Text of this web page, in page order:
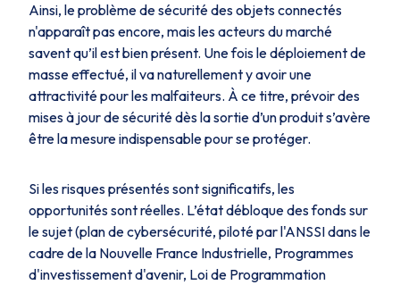
Ainsi, le problème de sécurité des objets connectés
n'apparaît pas encore, mais les acteurs du marché
savent qu’il est bien présent. Une fois le déploiement de
masse effectué, il va naturellement y avoir une
attractivité pour les malfaiteurs. À ce titre, prévoir des
mises à jour de sécurité dès la sortie d’un produit s’avère
être la mesure indispensable pour se protéger.
Si les risques présentés sont significatifs, les
opportunités sont réelles. L’état débloque des fonds sur
le sujet (plan de cybersécurité, piloté par l'ANSSI dans le
cadre de la Nouvelle France Industrielle, Programmes
d'investissement d'avenir, Loi de Programmation